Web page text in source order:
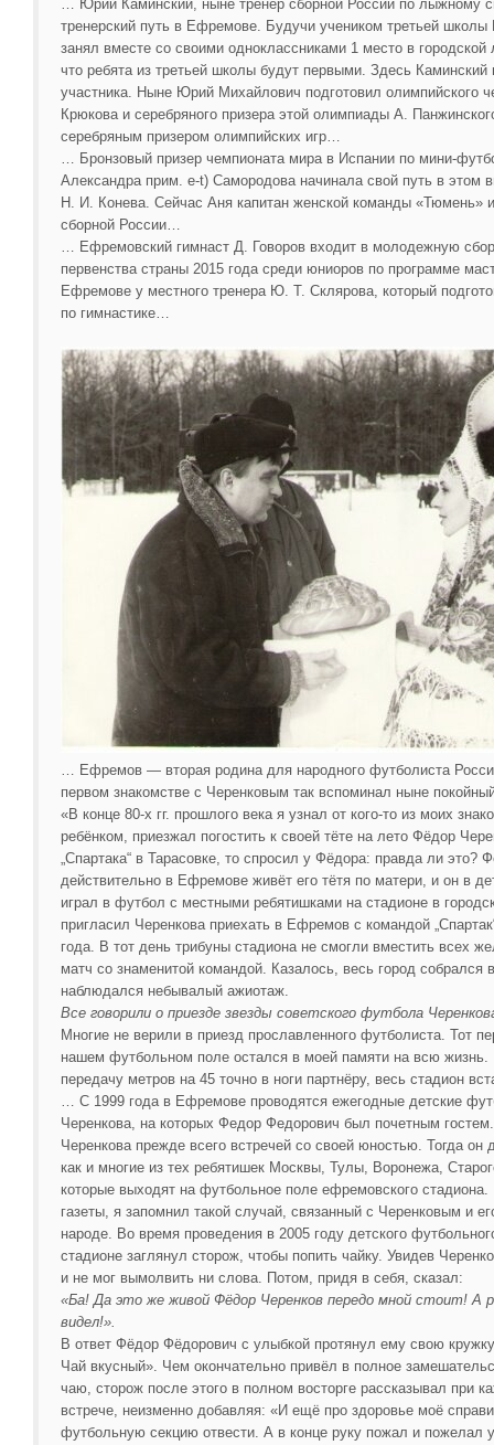
… Юрий Каминский, ныне тренер сборной России по лыжному
тренерский путь в Ефремове. Будучи учеником третьей
занял вместе со своими одноклассниками 1 место в
что ребята из третьей школы будут первыми. Здесь
участника. Ныне Юрий Михайлович подготовил олимпийского
Крюкова и серебряного призера этой олимпиады А.
серебряным призером олимпийских игр…
… Бронзовый призер чемпионата мира в Испании по мини-
Александра прим. e-t) Самородова начинала свой путь в этом
Н. И. Конева. Сейчас Аня капитан женской команды «Тюмень»
сборной России…
… Ефремовский гимнаст Д. Говоров входит в молодежную
первенства страны 2015 года среди юниоров по программе
Ефремове у местного тренера Ю. Т. Склярова, который
по гимнастике…
… Ефремов — вторая родина для народного футболиста
первом знакомстве с Черенковым так вспоминал ныне
«В конце 80-х гг. прошлого века я узнал от кого-то из моих
ребёнком, приезжал погостить к своей тёте на лето Фёдор
„Спартака“ в Тарасовке, то спросил у Фёдора: правда ли это?
действительно в Ефремове живёт его тётя по матери, и он в
играл в футбол с местными ребятишками на стадионе в
пригласил Черенкова приехать в Ефремов с командой
года. В тот день трибуны стадиона не смогли вместить всех
матч со знаменитой командой. Казалось, весь город
наблюдался небывалый ажиотаж.
Все говорили о приезде звезды советского футбола
Многие не верили в приезд прославленного футболиста. Тот
нашем футбольном поле остался в моей памяти на всю жизнь.
передачу метров на 45 точно в ноги партнёру, весь стадион
… С 1999 года в Ефремове проводятся ежегодные детские
Черенкова, на которых Федор Федорович был почетным
Черенкова прежде всего встречей со своей юностью. Тогда
как и многие из тех ребятишек Москвы, Тулы, Воронежа,
которые выходят на футбольное поле ефремовского
газеты, я запомнил такой случай, связанный с Черенковым и
народе. Во время проведения в 2005 году детского
стадионе заглянул сторож, чтобы попить чайку. Увидев
и не мог вымолвить ни слова. Потом, придя в себя, сказал:
«Ба! Да это же живой Фёдор Черенков передо мной стоит! А
видел!».
В ответ Фёдор Фёдорович с улыбкой протянул ему свою
Чай вкусный». Чем окончательно привёл в полное
чаю, сторож после этого в полном восторге рассказывал при
встрече, неизменно добавляя: «И ещё про здоровье моё
футбольную секцию отвести. А в конце руку пожал и пожелал